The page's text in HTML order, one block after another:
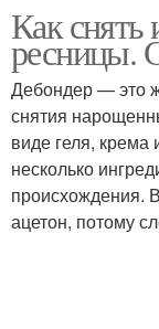
Как снять
ресницы.
Дебондер — это
снятия
виде геля,
несколько
происхождения.
ацетон, потому